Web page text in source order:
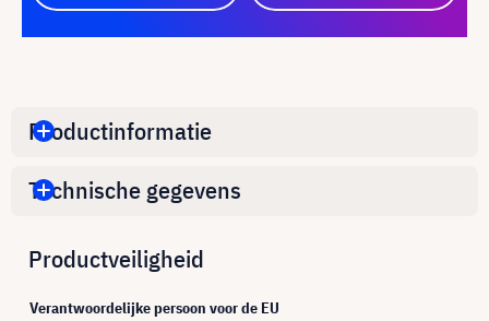
Productinformatie
Technische gegevens
Productveiligheid
Verantwoordelijke persoon voor de EU